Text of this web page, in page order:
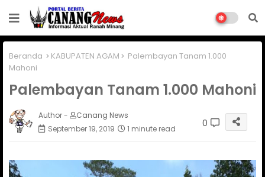
Beranda KABUPATEN AGAM
Palembayan Tanam 1.000
Mahoni
Palembayan Tanam 1.000 Mahoni
Author -
Canang News
September 19, 2019
1 minute read 0